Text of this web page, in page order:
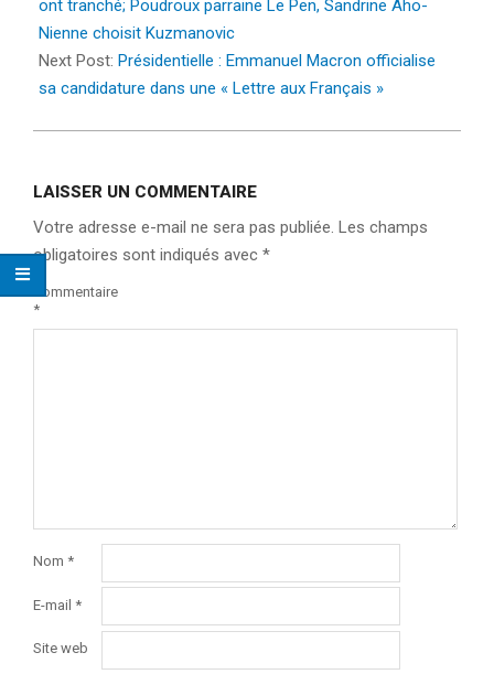
03
ont tranché; Poudroux parraine Le Pen, Sandrine Aho-
Nienne choisit Kuzmanovic
Next Post: Présidentielle : Emmanuel Macron officialise
sa candidature dans une « Lettre aux Français »
LAISSER UN COMMENTAIRE
Votre adresse e-mail ne sera pas publiée. Les champs
obligatoires sont indiqués avec *
Commentaire
*
Nom *
E-mail *
Site web